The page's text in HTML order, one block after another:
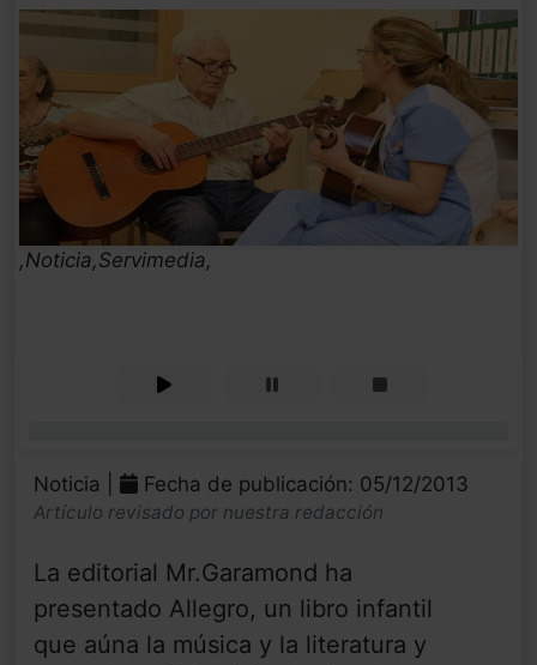
,Noticia,Servimedia,
Noticia | Fecha de publicación: 05/12/2013
Artículo revisado por nuestra redacción
La editorial Mr.Garamond ha
presentado Allegro, un libro infantil
que aúna la música y la literatura y